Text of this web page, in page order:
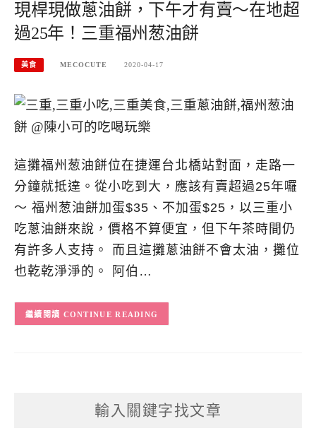
現桿現做蔥油餅，下午才有賣～在地超
過25年！三重福州葱油餅
美食 MECOCUTE 2020-04-17
這攤福州葱油餅位在捷運台北橋站對面，走路一
分鐘就抵達。從小吃到大，應該有賣超過25年囉
～ 福州葱油餅加蛋$35、不加蛋$25，以三重小
吃蔥油餅來說，價格不算便宜，但下午茶時間仍
有許多人支持。 而且這攤蔥油餅不會太油，攤位
也乾乾淨淨的。 阿伯…
CONTINUE READING
輸入關鍵字找文章